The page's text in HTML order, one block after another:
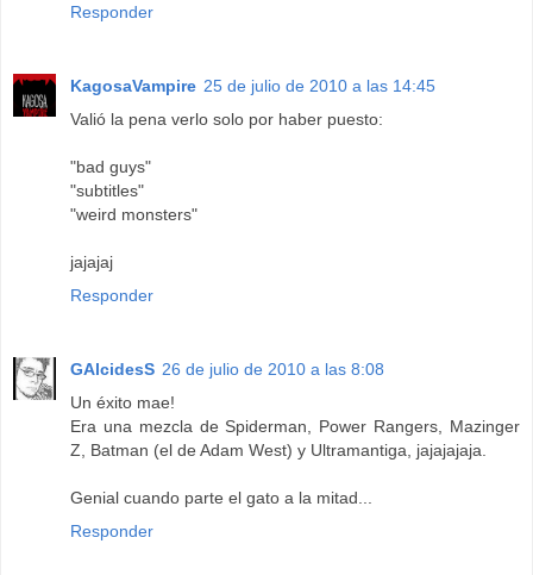
Responder
KagosaVampire 25 de julio de 2010 a las 14:45
Valió la pena verlo solo por haber puesto:
"bad guys"
"subtitles"
"weird monsters"
jajajaj
Responder
GAlcidesS 26 de julio de 2010 a las 8:08
Un éxito mae!
Era una mezcla de Spiderman, Power Rangers, Mazinger
Z, Batman (el de Adam West) y Ultramantiga, jajajajaja.
Genial cuando parte el gato a la mitad...
Responder